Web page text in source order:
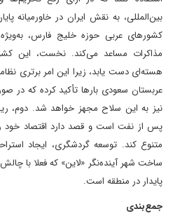
بین‌المللی، به نقش ایران در خاورمیانه
کشورهای عربی حوزه خلیج ‌فارس،
مذاکرات مساعد می‌کند. نخست، این
هسته‌ای دست یابد، زیرا این امر برتری
عربستان سعودی بارها تأکید کرده که در
نیز به این سلاح مجهز خواهد شد. دوم،
پس از نفت است و قصد دارد اقتصاد خود
متنوع کند. توسعه گردشگری، ایجاد
ساخت شهر آینده‌نگر «لاین» که فعلا با
پایدار در منطقه است.
جمع‌بندی